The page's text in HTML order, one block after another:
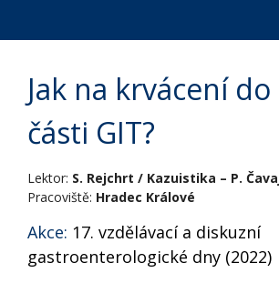
Jak na krvácení
části GIT?
Lektor: S. Rejchrt / Kazuistika – P.
Pracoviště: Hradec Králové
Akce: 17. vzdělávací a diskuzní
gastroenterologické dny (2022)